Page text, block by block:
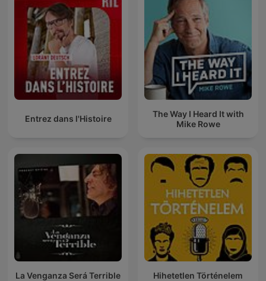
Entrez dans l'Histoire
The Way I Heard It with
Mike Rowe
La Venganza Será Terrible
Hihetetlen Történelem